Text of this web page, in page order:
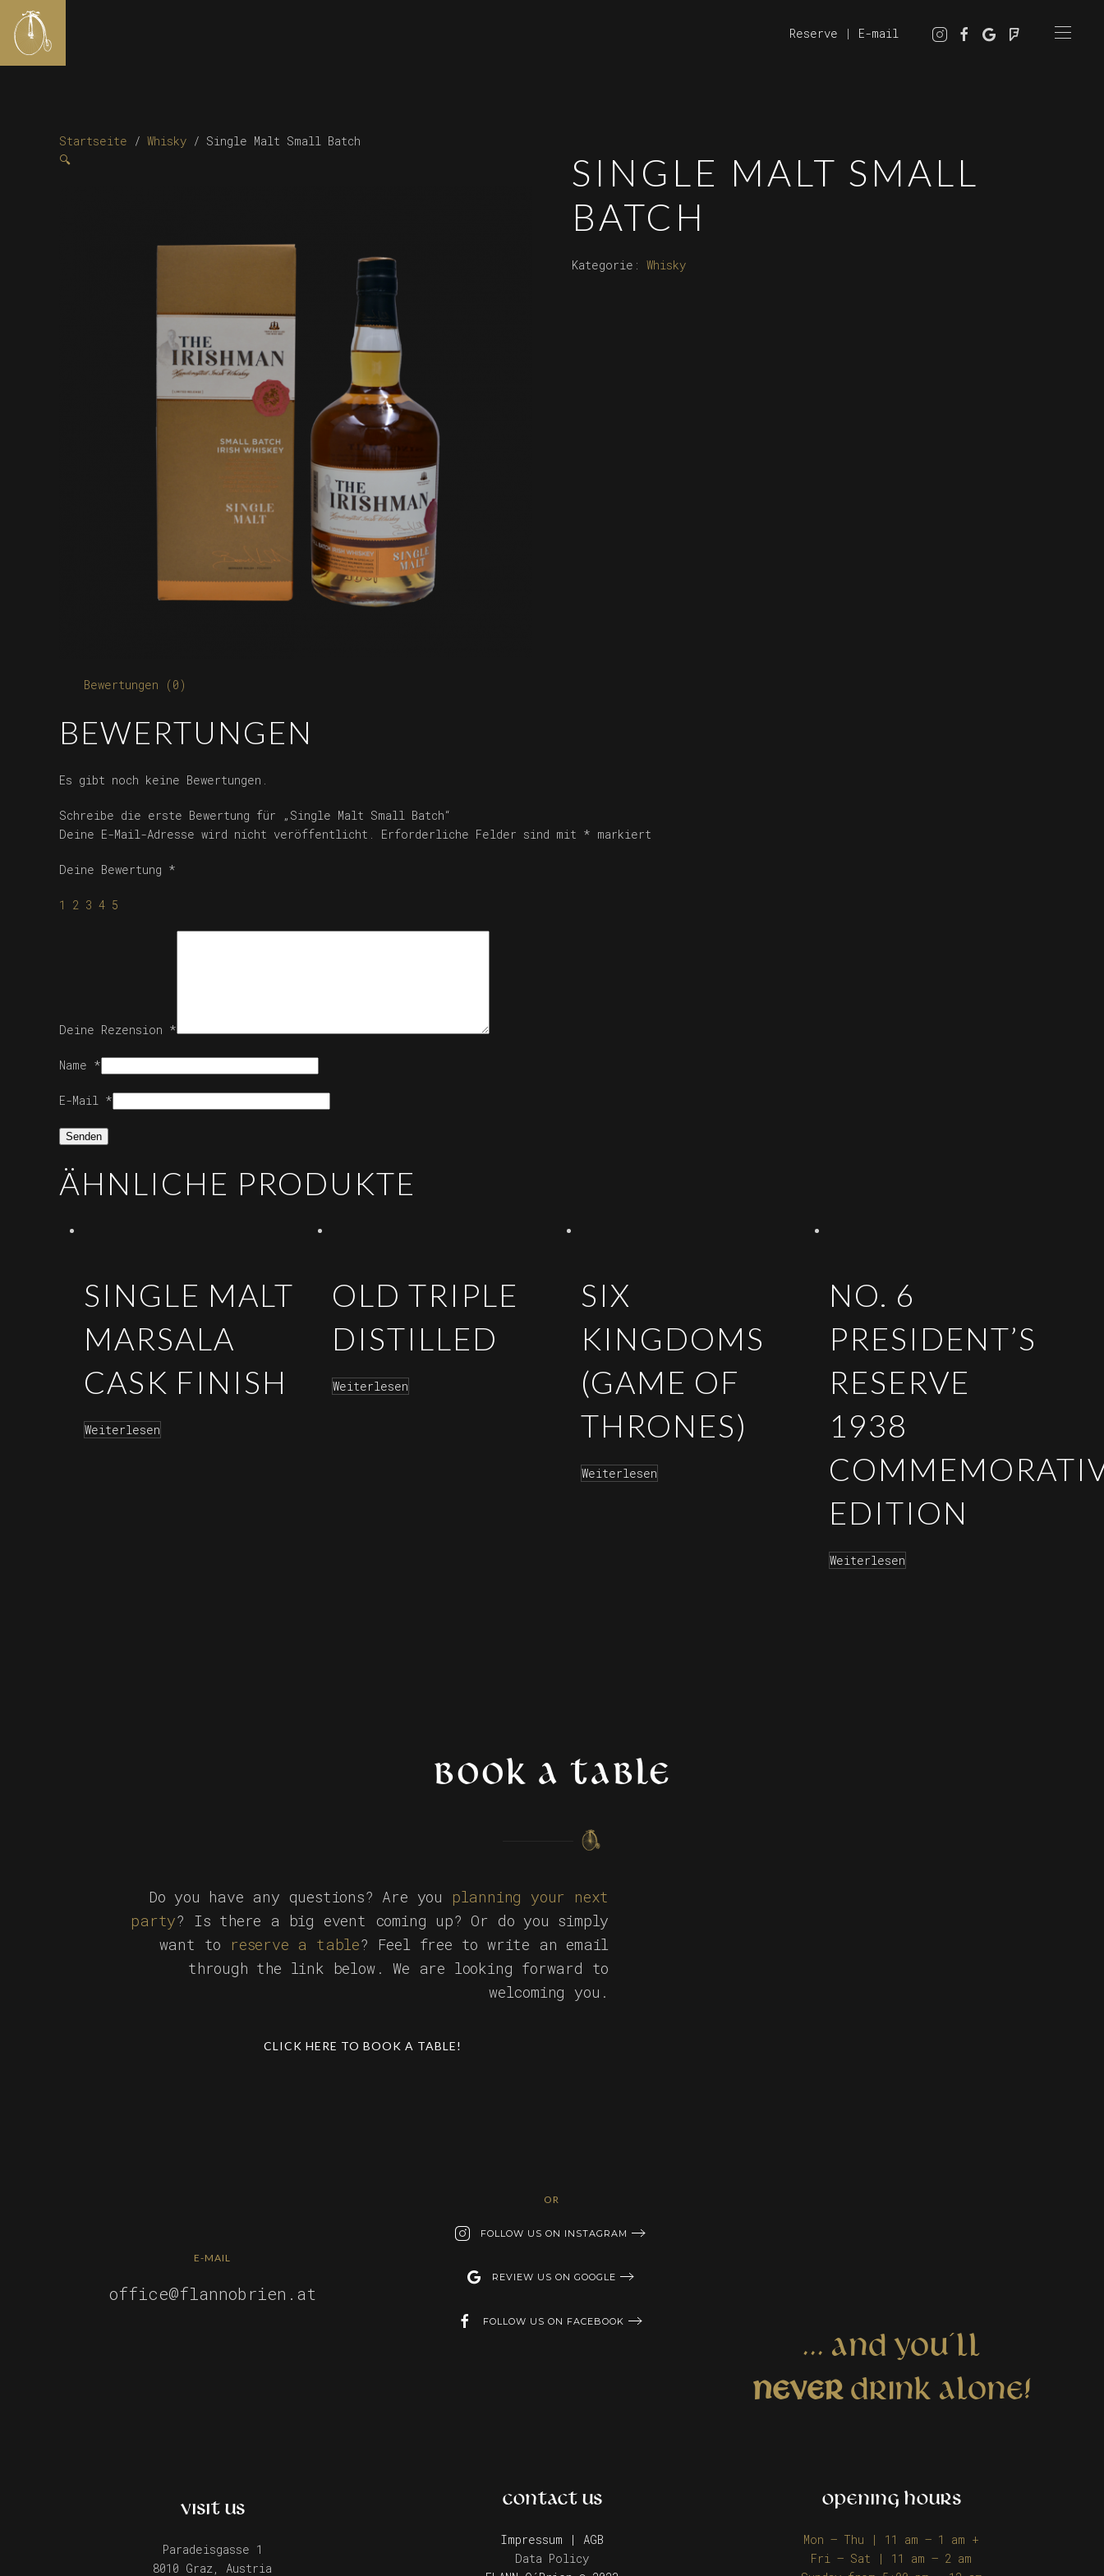
Reserve | E-mail
Startseite / Whisky / Single Malt Small Batch
🔍
SINGLE MALT SMALL
BATCH
Kategorie: Whisky
Bewertungen (0)
BEWERTUNGEN
Es gibt noch keine Bewertungen.
Schreibe die erste Bewertung für „Single Malt Small Batch“
Deine E-Mail-Adresse wird nicht veröffentlicht.
Erforderliche Felder sind mit * markiert
Deine Bewertung *
1 2 3 4 5
Deine Rezension *
Name *
E-Mail *
ÄHNLICHE PRODUKTE
SINGLE MALT
MARSALA
CASK FINISH
Weiterlesen
OLD TRIPLE
DISTILLED
Weiterlesen
SIX
KINGDOMS
(GAME OF
THRONES)
Weiterlesen
NO. 6
PRESIDENT’S
RESERVE
1938
EDITION
Weiterlesen
BOOK A TABLE
Do you have any questions? Are you planning your next
party? Is there a big event coming up? Or do you simply
want to
reserve a table? Feel free to write an email
through the link below. We are looking forward to
welcoming you.
CLICK HERE TO BOOK A TABLE!
E-MAIL
office@flannobrien.at
OR
FOLLOW US ON INSTAGRAM
REVIEW US ON GOOGLE
FOLLOW US ON FACEBOOK
... AND YOU´LL
NEVERDRINK ALONE!
VISIT US
Paradeisgasse 1
8010 Graz, Austria
CONTACT US
Impressum | AGB
Data Policy
OPENING HOURS
Mon – Thu | 11 am – 1 am +
Fri – Sat | 11 am – 2 am